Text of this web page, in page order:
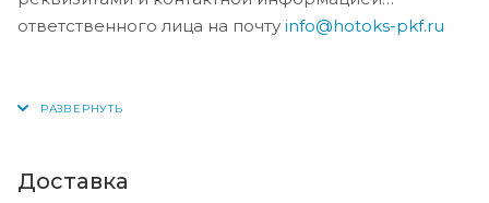
ответственного лица на почту info@hotoks-pkf.ru
Доставка